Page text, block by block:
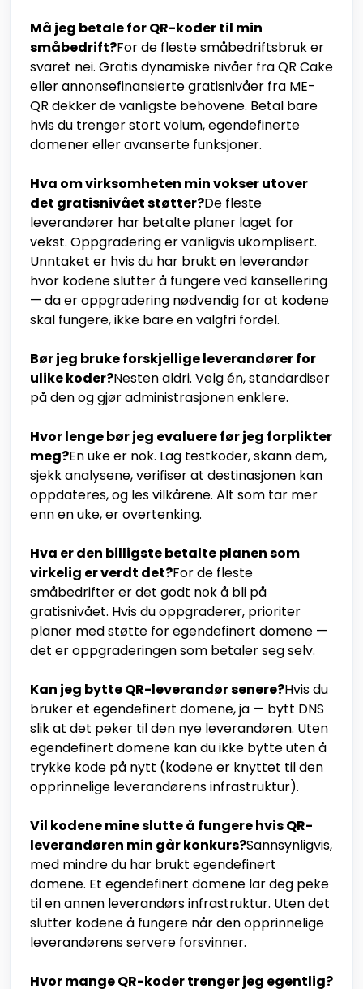
Må jeg betale for QR-koder til min
småbedrift?For de fleste småbedriftsbruk er
svaret nei. Gratis dynamiske nivåer fra QR Cake
eller annonsefinansierte gratisnivåer fra ME-
QR dekker de vanligste behovene. Betal bare
hvis du trenger stort volum, egendefinerte
domener eller avanserte funksjoner.
Hva om virksomheten min vokser utover
det gratisnivået støtter?De fleste
leverandører har betalte planer laget for
vekst. Oppgradering er vanligvis ukomplisert.
Unntaket er hvis du har brukt en leverandør
hvor kodene slutter å fungere ved kansellering
— da er oppgradering nødvendig for at kodene
skal fungere, ikke bare en valgfri fordel.
Bør jeg bruke forskjellige leverandører for
ulike koder?Nesten aldri. Velg én, standardiser
på den og gjør administrasjonen enklere.
Hvor lenge bør jeg evaluere før jeg forplikter
meg?En uke er nok. Lag testkoder, skann dem,
sjekk analysene, verifiser at destinasjonen kan
oppdateres, og les vilkårene. Alt som tar mer
enn en uke, er overtenking.
Hva er den billigste betalte planen som
virkelig er verdt det?For de fleste
småbedrifter er det godt nok å bli på
gratisnivået. Hvis du oppgraderer, prioriter
planer med støtte for egendefinert domene —
det er oppgraderingen som betaler seg selv.
Kan jeg bytte QR-leverandør senere?Hvis du
bruker et egendefinert domene, ja — bytt DNS
slik at det peker til den nye leverandøren. Uten
egendefinert domene kan du ikke bytte uten å
trykke kode på nytt (kodene er knyttet til den
opprinnelige leverandørens infrastruktur).
Vil kodene mine slutte å fungere hvis QR-
leverandøren min går konkurs?Sannsynligvis,
med mindre du har brukt egendefinert
domene. Et egendefinert domene lar deg peke
til en annen leverandørs infrastruktur. Uten det
slutter kodene å fungere når den opprinnelige
leverandørens servere forsvinner.
Hvor mange QR-koder trenger jeg egentlig?